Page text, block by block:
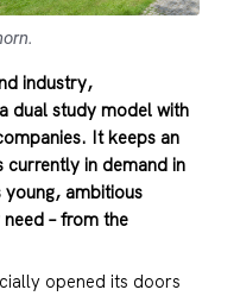
industry,
dual study model with
It keeps an
in demand in
ambitious
– from the
opened its doors